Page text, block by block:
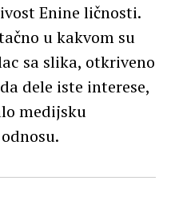
Enine ličnosti.
u kakvom su
sa slika, otkriveno
dele iste interese,
medijsku